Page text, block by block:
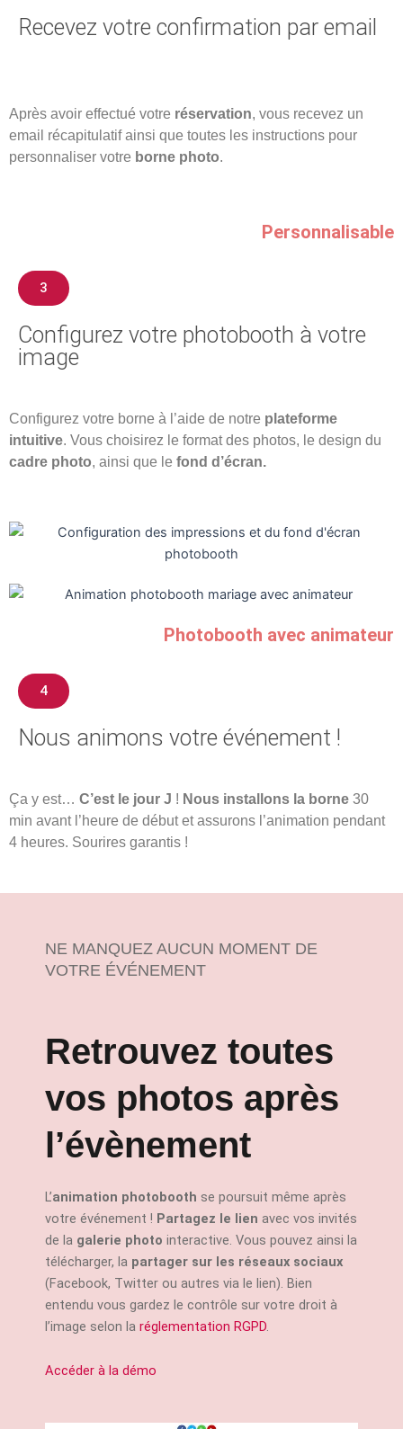
Recevez votre confirmation par email
Après avoir effectué votre réservation, vous recevez un
email récapitulatif ainsi que toutes les instructions pour
personnaliser votre borne photo.
Personnalisable
3
Configurez votre photobooth à votre
image
Configurez votre borne à l’aide de notre plateforme
intuitive. Vous choisirez le format des photos, le design du
cadre photo, ainsi que le fond d’écran.
Photobooth avec animateur
4
Nous animons votre événement !
Ça y est… C’est le jour J ! Nous installons la borne 30
min avant l’heure de début et assurons l’animation pendant
4 heures. Sourires garantis !
NE MANQUEZ AUCUN MOMENT DE
VOTRE ÉVÉNEMENT
Retrouvez toutes
vos photos après
l’évènement
L’animation photobooth se poursuit même après
votre événement ! Partagez le lien avec vos invités
de la galerie photo interactive. Vous pouvez ainsi la
télécharger, la partager sur les réseaux sociaux
(Facebook, Twitter ou autres via le lien). Bien
entendu vous gardez le contrôle sur votre droit à
l’image selon la réglementation RGPD.
Accéder à la démo